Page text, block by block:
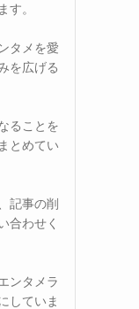
す。
タメを愛
を広げる
ることを
とめてい
記事の削
合わせく
ンタメラ
していま